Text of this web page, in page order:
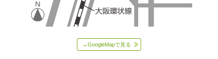
→GoogleMapで見る